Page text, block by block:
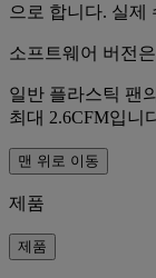
으로 합니다. 실제
소프트웨어 버전
일반 플라스틱 팬
최대 2.6CFM입니
맨 위로 이동
제품
제품